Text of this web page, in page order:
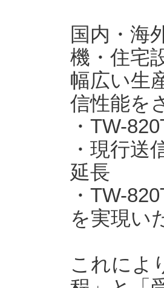
国内・海
機・住宅
幅広い生
信性能を
・TW-
・現行送
延長
・TW-
を実現い
これによ